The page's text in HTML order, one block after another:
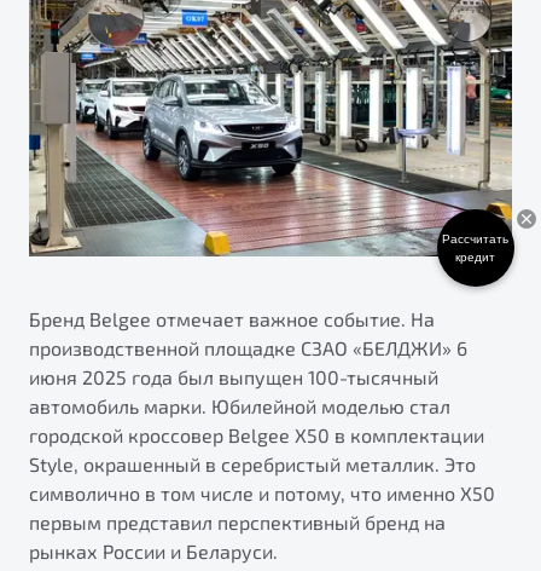
Яркий кроссовер
от 2 219 990 ₽*
Обзор В наличии
S50
Элегантный и практичный седан
от 1 699 990 ₽*
Автокредит
Трейд-ин
Страхование
Расчет КАСКО
Узнайте о специальных выгодах при покупке
автомобиля Belgee
ПОДДЕРЖКА
Гарантия Belgee
Belgee Линк
Belgee Клуб
Belgee Плюс
Реферальная программа
Помощь на дорогах
О дилерском центре
Правовая информация
Бренд Belgee отмечает важное событие. На
производственной площадке СЗАО «БЕЛДЖИ» 6
июня 2025 года был выпущен 100-тысячный
автомобиль марки. Юбилейной моделью стал
городской кроссовер Belgee X50 в комплектации
Style, окрашенный в серебристый металлик. Это
символично в том числе и потому, что именно X50
первым представил перспективный бренд на
рынках России и Беларуси.
Рассчитать
кредит